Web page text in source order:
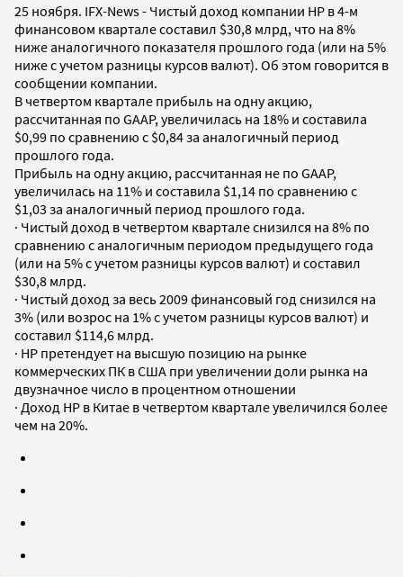
25 ноября. IFX-News - Чистый доход компании HP в 4-м
финансовом квартале составил $30,8 млрд, что на 8%
ниже аналогичного показателя прошлого года (или на 5%
ниже с учетом разницы курсов валют). Об этом говорится в
сообщении компании.
В четвертом квартале прибыль на одну акцию,
рассчитанная по GAAP, увеличилась на 18% и составила
$0,99 по сравнению с $0,84 за аналогичный период
прошлого года.
Прибыль на одну акцию, рассчитанная не по GAAP,
увеличилась на 11% и составила $1,14 по сравнению с
$1,03 за аналогичный период прошлого года.
· Чистый доход в четвертом квартале снизился на 8% по
сравнению с аналогичным периодом предыдущего года
(или на 5% с учетом разницы курсов валют) и составил
$30,8 млрд.
· Чистый доход за весь 2009 финансовый год снизился на
3% (или возрос на 1% с учетом разницы курсов валют) и
составил $114,6 млрд.
· НР претендует на высшую позицию на рынке
коммерческих ПК в США при увеличении доли рынка на
двузначное число в процентном отношении
· Доход НР в Китае в четвертом квартале увеличился более
чем на 20%.